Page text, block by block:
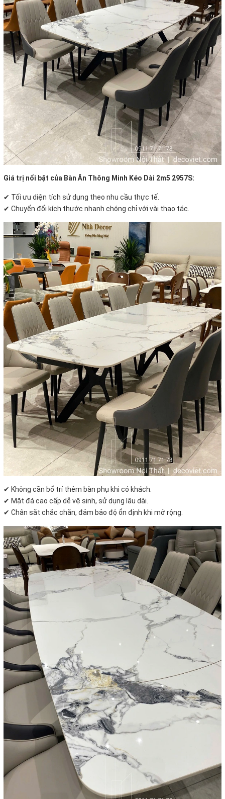
Giá trị nổi bật của Bàn Ăn Thông Minh Kéo Dài 2m5 2957S:
✔ Tối ưu diện tích sử dụng theo nhu cầu thực tế.
✔ Chuyển đổi kích thước nhanh chóng chỉ với vài thao tác.
✔ Không cần bố trí thêm bàn phụ khi có khách.
✔ Mặt đá cao cấp dễ vệ sinh, sử dụng lâu dài.
✔ Chân sắt chắc chắn, đảm bảo độ ổn định khi mở rộng.